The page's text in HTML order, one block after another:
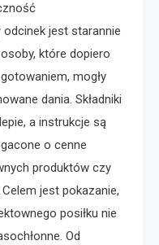
jest starannie
które dopiero
mogły
dania. Składniki
a instrukcje są
o cenne
produktów czy
jest pokazanie,
posiłku nie
Od